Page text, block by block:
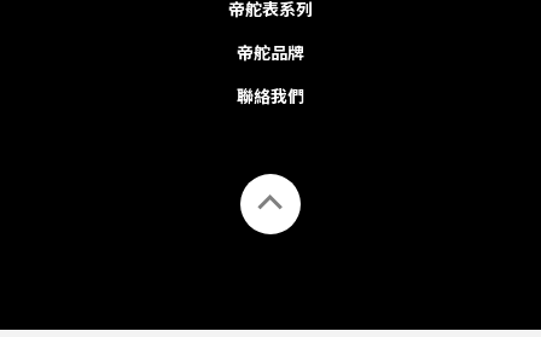
帝舵表系列
帝舵品牌
聯絡我們